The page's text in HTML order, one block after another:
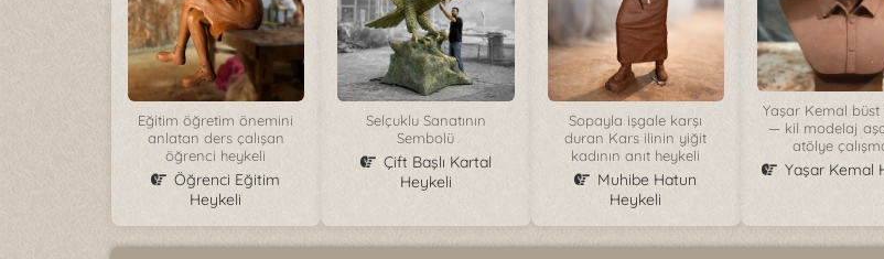
Eğitim öğretim önemini
anlatan ders çalışan
öğrenci heykeli
Öğrenci Eğitim
Heykeli
Selçuklu Sanatının
Sembolü
Çift Başlı Kartal
Heykeli
Sopayla işgale karşı
duran Kars ilinin yiğit
kadının anıt heykeli
Muhibe Hatun
Heykeli
Yaşar Kemal büst
— kil modelaj
atölye
Yaşar Kemal